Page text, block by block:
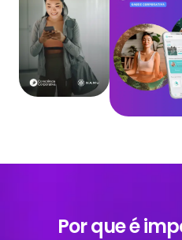
Por que é